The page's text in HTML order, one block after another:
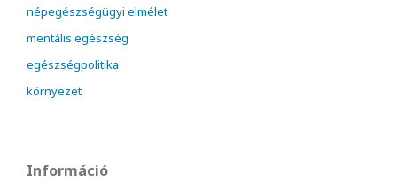
népegészségügyi elmélet
mentális egészség
egészségpolitika
környezet
Információ